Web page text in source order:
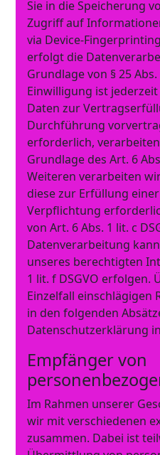
Sie in die Speicherung
Zugriff auf
via Device-
erfolgt die
Grundlage von § 25 Abs.
Einwilligung ist
Daten zur
Durchführung
erforderlich,
Grundlage des Art. 6
Weiteren verarbeiten
diese zur Erfüllung
Verpflichtung
von Art. 6 Abs. 1 lit. c
Datenverarbeitung
unseres berechtigten
1 lit. f DSGVO erfolgen.
Einzelfall einschlägigen
in den folgenden
Datenschutzerklärung
Empfänger von
Im Rahmen unserer
wir mit verschiedenen
zusammen. Dabei ist